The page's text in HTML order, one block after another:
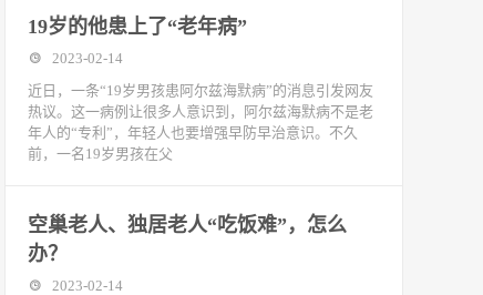
19岁的他患上了“老年病”
2023-02-14
近日，一条“19岁男孩患阿尔兹海默病”的消息引发网友
热议。这一病例让很多人意识到，阿尔兹海默病不是老
年人的“专利”，年轻人也要增强早防早治意识。不久
前，一名19岁男孩在父
空巢老人、独居老人“吃饭难”，怎么
办？
2023-02-14